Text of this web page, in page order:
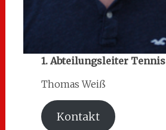
1. Abteilungsleiter Tennis
Thomas Weiß
Kontakt